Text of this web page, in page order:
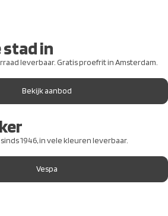
stad in
leverbaar. Gratis proefrit in Amsterdam.
Bekijk aanbod
1946, in vele kleuren leverbaar.
Vespa